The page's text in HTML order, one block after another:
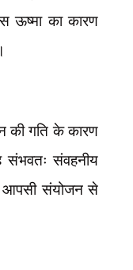
ऊष्मा का कारण
की गति के कारण
संभवतः संवहनीय
आपसी संयोजन से